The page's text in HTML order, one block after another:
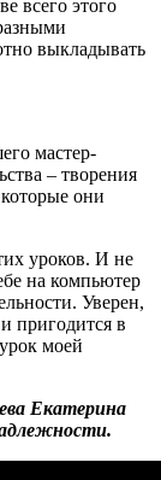
всего этого
выкладывать
мастер-
– творения
они
уроков. И не
на компьютер
Уверен,
пригодится в
моей
Екатерина